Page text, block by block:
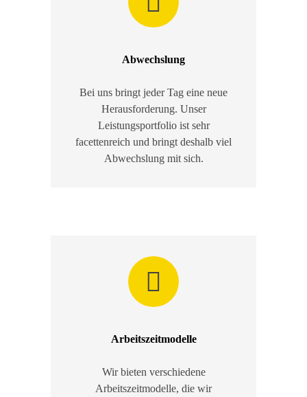
Abwechslung
Bei uns bringt jeder Tag eine neue
Herausforderung. Unser
Leistungsportfolio ist sehr
facettenreich und bringt deshalb viel
Abwechslung mit sich.
Arbeitszeitmodelle
Wir bieten verschiedene
Arbeitszeitmodelle, die wir